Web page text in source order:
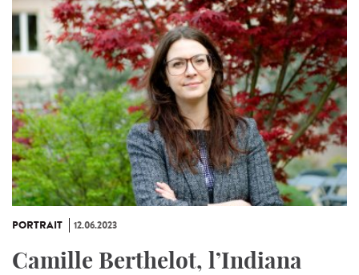
PORTRAIT 12.06.2023
Camille Berthelot, l’Indiana